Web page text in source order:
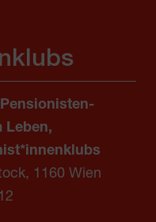
Leben,
1160 Wien